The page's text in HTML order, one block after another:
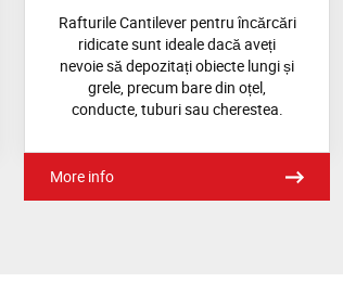
Rafturile Cantilever pentru încărcări
ridicate sunt ideale dacă aveți
nevoie să depozitați obiecte lungi și
grele, precum bare din oțel,
conducte, tuburi sau cherestea.
More info